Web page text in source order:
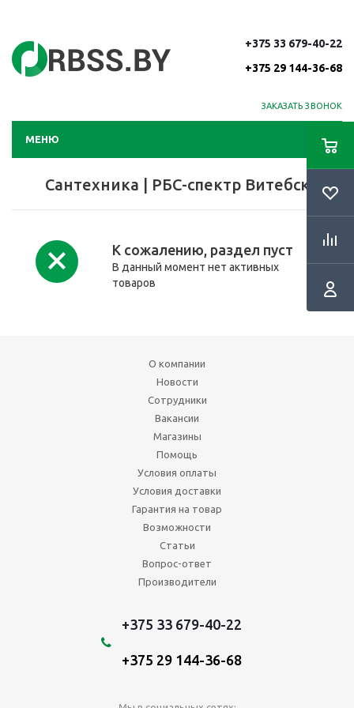
+375 33 679-40-22
+375 29 144-36-68
ЗАКАЗАТЬ ЗВОНОК
МЕНЮ
Сантехника | РБС-спектр Витебск
К сожалению, раздел пуст
В данный момент нет активных
товаров
О компании
Новости
Сотрудники
Вакансии
Магазины
Помощь
Условия оплаты
Условия доставки
Гарантия на товар
Возможности
Статьи
Вопрос-ответ
Производители
+375 33 679-40-22
+375 29 144-36-68